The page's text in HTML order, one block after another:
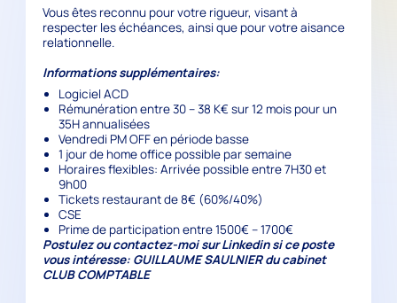
Vous êtes reconnu pour votre rigueur, visant à
respecter les échéances, ainsi que pour votre aisance
relationnelle.
Informations supplémentaires:
Logiciel ACD
Rémunération entre 30 – 38 K€ sur 12 mois pour un
35H annualisées
Vendredi PM OFF en période basse
1 jour de home office possible par semaine
Horaires flexibles: Arrivée possible entre 7H30 et
9h00
Tickets restaurant de 8€ (60%/40%)
CSE
Prime de participation entre 1500€ – 1700€
Postulez ou contactez-moi sur Linkedin si ce poste
vous intéresse: GUILLAUME SAULNIER du cabinet
CLUB COMPTABLE